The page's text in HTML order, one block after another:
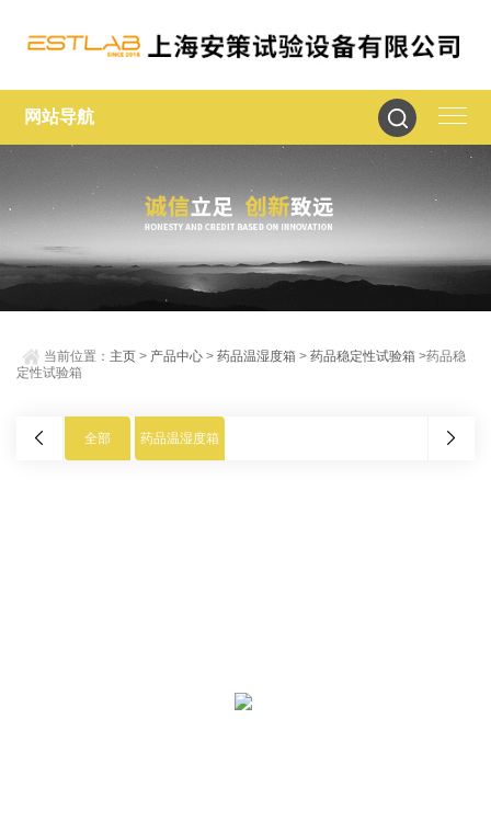
网站导航
当前位置： 主页 > 产品中心 >药品温湿度箱 >药品稳定性试验箱 >药品稳
定性试验箱
全部 药品温湿度箱